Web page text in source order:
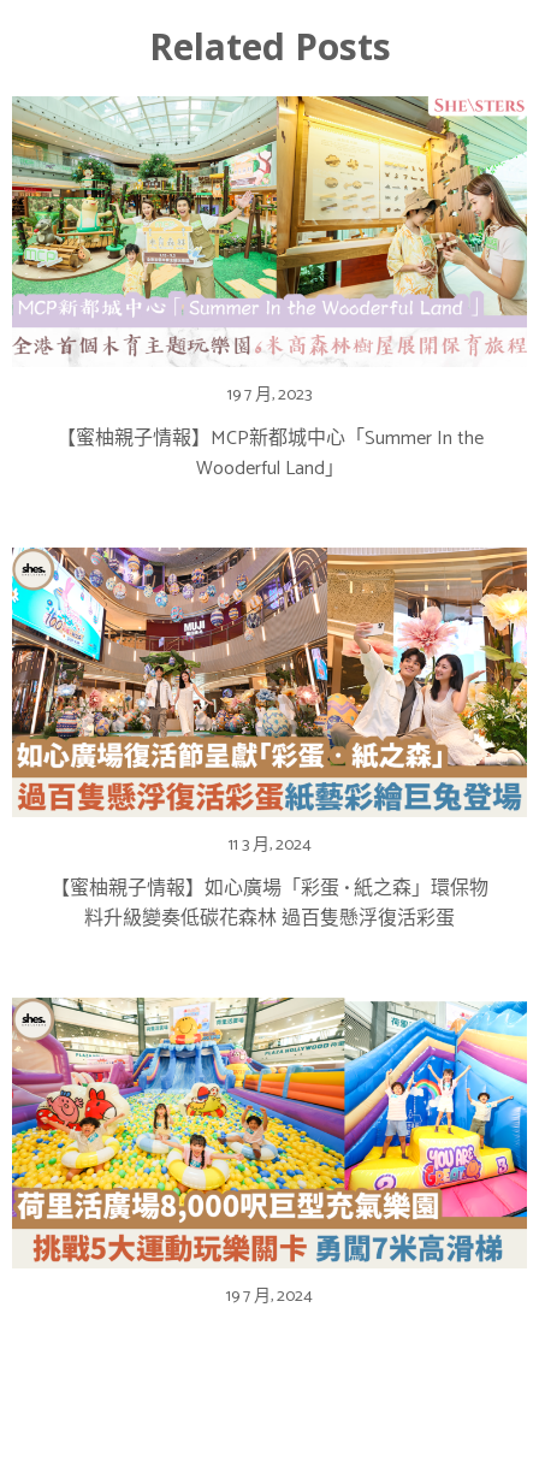
Related Posts
19 7 月, 2023
【蜜柚親子情報】MCP新都城中心「Summer In the
Wooderful Land」
11 3 月, 2024
【蜜柚親子情報】如心廣場「彩蛋 • 紙之森」環保物
料升級變奏低碳花森林 過百隻懸浮復活彩蛋
19 7 月, 2024